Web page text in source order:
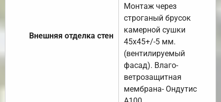
Внешняя отделка стен
Монтаж через
строганый брусок
камерной сушки
45х45+/-5 мм.
(вентилируемый
фасад). Влаго-
ветрозащитная
мембрана- Ондутис